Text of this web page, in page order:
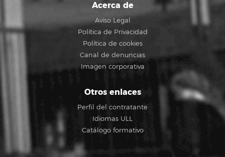
Acerca de
Aviso Legal
Política de Privacidad
Política de cookies
Canal de denuncias
Imagen corporativa
Otros enlaces
Perfil del contratante
Idiomas ULL
Catálogo formativo